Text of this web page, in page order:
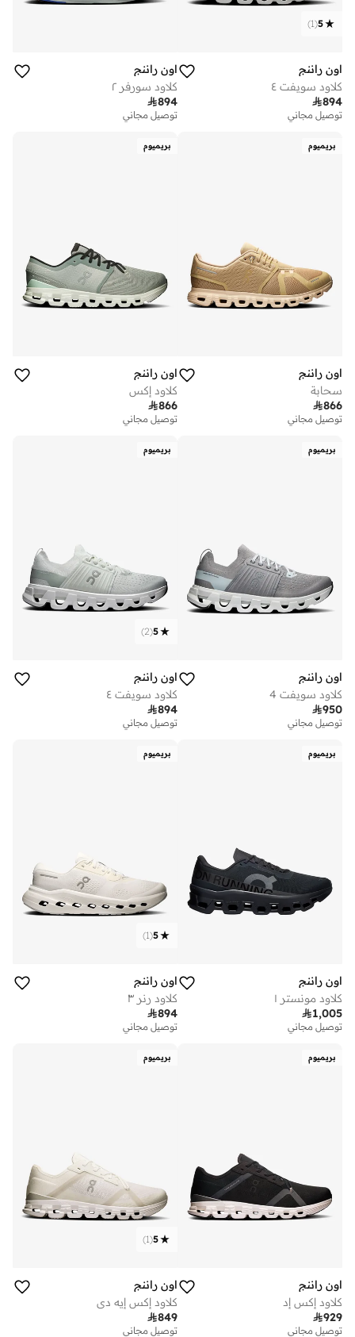
5
(
1
)
اون راننج
كلاود سويفت ٤
894
توصيل مجاني
اون راننج
كلاود سورفر ٢
894
توصيل مجاني
بريميوم
اون راننج
سحابة
866
توصيل مجاني
بريميوم
اون راننج
كلاود إكس
866
توصيل مجاني
بريميوم
اون راننج
كلاود سويفت 4
950
توصيل مجاني
بريميوم
5
(
2
)
اون راننج
كلاود سويفت ٤
894
توصيل مجاني
بريميوم
اون راننج
كلاود مونستر ١
1,005
توصيل مجاني
بريميوم
5
(
1
)
اون راننج
كلاود رنر ٣
894
توصيل مجاني
بريميوم
اون راننج
كلاود إكس إد
929
توصيل مجاني
بريميوم
5
(
1
)
اون راننج
كلاود إكس إيه دي
849
توصيل مجاني